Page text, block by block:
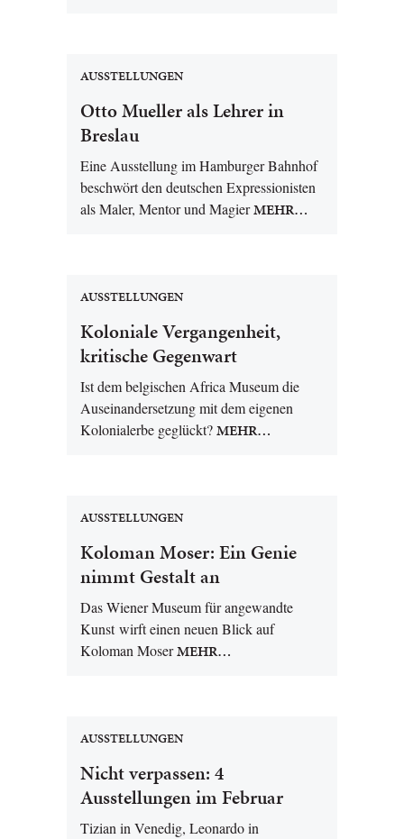
AUSSTELLUNGEN
Otto Mueller als Lehrer in
Breslau
Eine Ausstellung im Hamburger Bahnhof
beschwört den deutschen Expressionisten
als Maler, Mentor und MagierMEHR…
AUSSTELLUNGEN
Koloniale Vergangenheit,
kritische Gegenwart
Ist dem belgischen Africa Museum die
Auseinandersetzung mit dem eigenen
Kolonialerbe geglückt?MEHR…
AUSSTELLUNGEN
Koloman Moser: Ein Genie
nimmt Gestalt an
Das Wiener Museum für angewandte
Kunst wirft einen neuen Blick auf
Koloman MoserMEHR…
AUSSTELLUNGEN
Nicht verpassen: 4
Ausstellungen im Februar
Tizian in Venedig, Leonardo in